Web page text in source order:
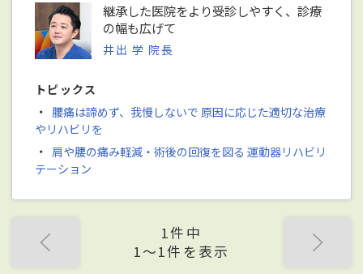
継承した医院をより受診しやすく、診療
の幅も広げて
井出 学 院長
トピックス
・ 腰痛は諦めず、我慢しないで 原因に応じた適切な治療
やリハビリを
・ 肩や腰の痛み軽減・術後の回復を図る 運動器リハビリ
テーション
1件中
1〜1件を表示